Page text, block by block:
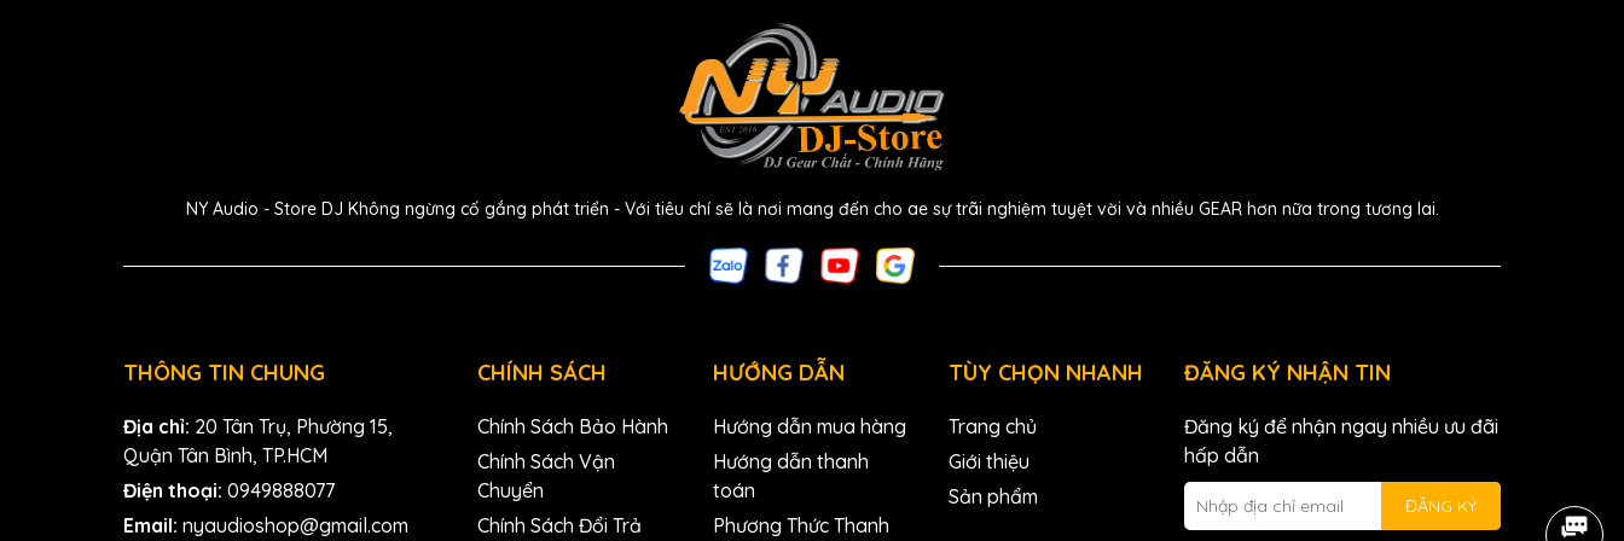
Được chế tác công phu để mô phỏng synth bass analog huyền thoại của những năm 80 và 90, sẵn sàng
để sử dụng ngay lập tức trong phòng thu và nâng cao khả năng khám phá những cảnh âm thanh chưa
Kiến trúc oscillator với 2 dạng sóng được hỗ trợ bởi dải sub-oscillator 2 quãng tám, mở rộng phạm vi âm
Mô-đun biến dạng đa chế độ có 14 loại âm thanh giòn giụm để ngay lập tức làm nóng các đường bass mà
không cần can thiệp từ bên ngoài.
Hơn 150 preset âm thanh sẵn sàng cho phòng thu được thiết kế tỉ mỉ để truyền cảm hứng ngay khi ae khởi
động Acid V.
Các tùy chọn tạo âm bao gồm bộ lọc lowpass cộng hưởng huyền thoại, cùng với các điều khiển toàn cầu
nâng cao cho độ sáng, âm sắc, thời gian và chuyển động.
NY Audio - Store DJ Không ngừng cố gắng phát triển - Với tiêu chí sẽ là nơi mang đến cho ae sự trãi nghiệm tuyệt vời và nhiều GEAR hơn nữa trong tương lai.
THÔNG TIN CHUNG
Địa chỉ: 20 Tân Trụ, Phường 15,
Quận Tân Bình, TP.HCM
Điện thoại: 0949888077
Email: nyaudioshop@gmail.com
CHÍNH SÁCH
Chính Sách Bảo Hành
Chính Sách Vận
Chuyển
Chính Sách Đổi Trả
HƯỚNG DẪN
Hướng dẫn mua hàng
Hướng dẫn thanh
toán
Phương Thức Thanh
TÙY CHỌN NHANH
Trang chủ
Giới thiệu
Sản phẩm
ĐĂNG KÝ NHẬN TIN
Đăng ký để nhận ngay nhiều ưu đãi
hấp dẫn
ĐĂNG KÝ